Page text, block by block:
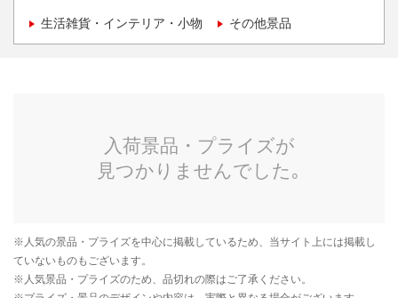
生活雑貨・インテリア・小物 その他景品